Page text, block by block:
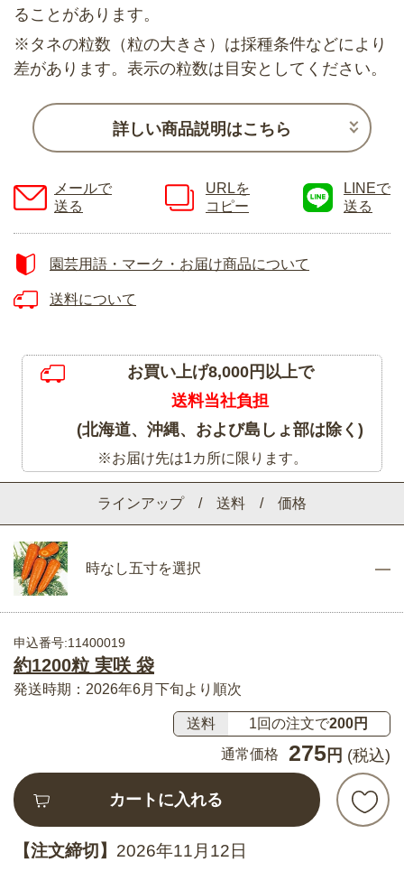
ラインアップ / 送料 / 価格
時なし五寸を選択
申込番号:11400019
約1200粒 実咲 袋
発送時期：2026年6月下旬より順次
送料 1回の注文で200円
通常価格
275 円 (税込)
カートに入れる
【注文締切】 2026年11月12日
ることがあります。
※タネの粒数（粒の大きさ）は採種条件などにより
差があります。表示の粒数は目安としてください。
詳しい商品説明はこちら
メールで
送る
URLを
コピー
LINEで
送る
園芸用語・マーク・お届け商品について
送料について
お買い上げ8,000円以上で
送料当社負担
(北海道、沖縄、および島しょ部は除く)
※お届け先は1カ所に限ります。